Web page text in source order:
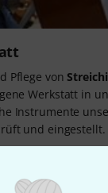
Pflege von
Werkstatt in
Instrumente
und eingestellt.